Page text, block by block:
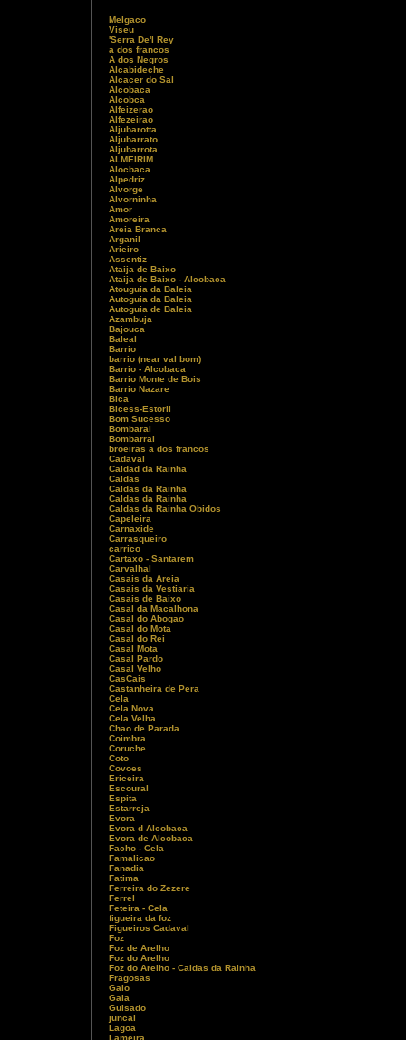
Melgaco
Viseu
'Serra De'l Rey
a dos francos
A dos Negros
Alcabideche
Alcacer do Sal
Alcobaca
Alcobca
Alfeizerao
Alfezeirao
Aljubarotta
Aljubarrato
Aljubarrota
ALMEIRIM
Alocbaca
Alpedriz
Alvorge
Alvorninha
Amor
Amoreira
Areia Branca
Arganil
Arieiro
Assentiz
Ataija de Baixo
Ataija de Baixo - Alcobaca
Atouguia da Baleia
Autoguia da Baleia
Autoguia de Baleia
Azambuja
Bajouca
Baleal
Barrio
barrio (near val bom)
Barrio - Alcobaca
Barrio Monte de Bois
Barrio Nazare
Bica
Bicess-Estoril
Bom Sucesso
Bombaral
Bombarral
broeiras a dos francos
Cadaval
Caldad da Rainha
Caldas
Caldas da Rainha
Caldas da Rainha
Caldas da Rainha Obidos
Capeleira
Carnaxide
Carrasqueiro
carrico
Cartaxo - Santarem
Carvalhal
Casais da Areia
Casais da Vestiaria
Casais de Baixo
Casal da Macalhona
Casal do Abogao
Casal do Mota
Casal do Rei
Casal Mota
Casal Pardo
Casal Velho
CasCais
Castanheira de Pera
Cela
Cela Nova
Cela Velha
Chao de Parada
Coimbra
Coruche
Coto
Covoes
Ericeira
Escoural
Espita
Estarreja
Evora
Evora d Alcobaca
Evora de Alcobaca
Facho - Cela
Famalicao
Fanadia
Fatima
Ferreira do Zezere
Ferrel
Feteira - Cela
figueira da foz
Figueiros Cadaval
Foz
Foz de Arelho
Foz do Arelho
Foz do Arelho - Caldas da Rainha
Fragosas
Gaio
Gala
Guisado
juncal
Lagoa
Lameira